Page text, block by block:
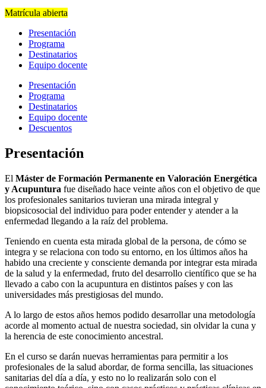
Matrícula abierta
Presentación
Programa
Destinatarios
Equipo docente
Presentación
Programa
Destinatarios
Equipo docente
Descuentos
Presentación
El Máster de Formación Permanente en Valoración Energética
y Acupuntura fue diseñado hace veinte años con el objetivo de que
los profesionales sanitarios tuvieran una mirada integral y
biopsicosocial del individuo para poder entender y atender a la
enfermedad llegando a la raíz del problema.
Teniendo en cuenta esta mirada global de la persona, de cómo se
integra y se relaciona con todo su entorno, en los últimos años ha
habido una creciente y consciente demanda por integrar esta mirada
de la salud y la enfermedad, fruto del desarrollo científico que se ha
llevado a cabo con la acupuntura en distintos países y con las
universidades más prestigiosas del mundo.
A lo largo de estos años hemos podido desarrollar una metodología
acorde al momento actual de nuestra sociedad, sin olvidar la cuna y
la herencia de este conocimiento ancestral.
En el curso se darán nuevas herramientas para permitir a los
profesionales de la salud abordar, de forma sencilla, las situaciones
sanitarias del día a día, y esto no lo realizarán solo con el